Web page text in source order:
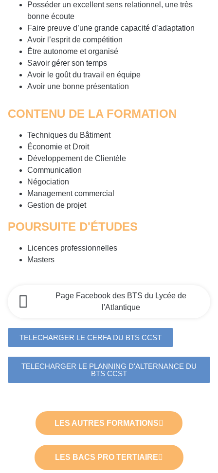
Posséder un excellent sens relationnel, une très
bonne écoute
Faire preuve d’une grande capacité d’adaptation
Avoir l’esprit de compétition
Être autonome et organisé
Savoir gérer son temps
Avoir le goût du travail en équipe
Avoir une bonne présentation
CONTENU DE LA FORMATION
Techniques du Bâtiment
Économie et Droit
Développement de Clientèle
Communication
Négociation
Management commercial
Gestion de projet
POURSUITE D'ÉTUDES
Licences professionnelles
Masters
Page Facebook des BTS du Lycée de
l'Atlantique
TELECHARGER LE CERFA DU BTS CCST
TELECHARGER LE PLANNING D'ALTERNANCE DU
BTS CCST
LES AUTRES FORMATIONS
LES BACS PRO TERTIAIRE